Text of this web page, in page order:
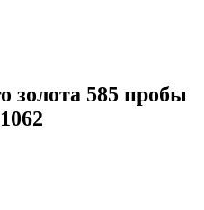
золота 585 пробы